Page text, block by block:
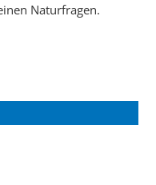
Naturfragen.